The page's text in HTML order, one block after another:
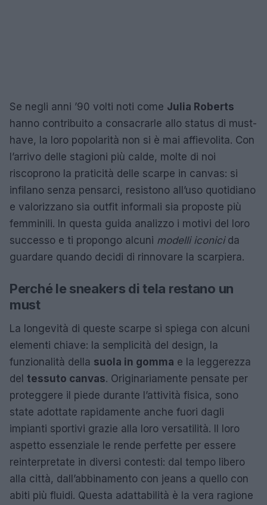
Se negli anni ’90 volti noti come Julia Roberts
hanno contribuito a consacrarle allo status di must-
have, la loro popolarità non si è mai affievolita. Con
l’arrivo delle stagioni più calde, molte di noi
riscoprono la praticità delle scarpe in canvas: si
infilano senza pensarci, resistono all’uso quotidiano
e valorizzano sia outfit informali sia proposte più
femminili. In questa guida analizzo i motivi del loro
successo e ti propongo alcuni modelli iconicida
guardare quando decidi di rinnovare la scarpiera.
Perché le sneakers di tela restano un
must
La longevità di queste scarpe si spiega con alcuni
elementi chiave: la semplicità del design, la
funzionalità della suola in gomma e la leggerezza
del tessuto canvas. Originariamente pensate per
proteggere il piede durante l’attività fisica, sono
state adottate rapidamente anche fuori dagli
impianti sportivi grazie alla loro versatilità. Il loro
aspetto essenziale le rende perfette per essere
reinterpretate in diversi contesti: dal tempo libero
alla città, dall’abbinamento con jeans a quello con
abiti più fluidi. Questa adattabilità è la vera ragione